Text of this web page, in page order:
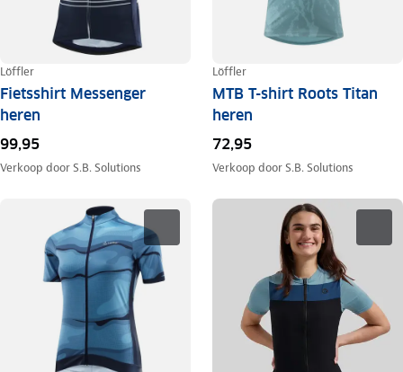
Löffler
Fietsshirt Messenger
heren
99,95
Verkoop doorS.B. Solutions
Löffler
MTB T-shirt Roots Titan
heren
72,95
Verkoop doorS.B. Solutions